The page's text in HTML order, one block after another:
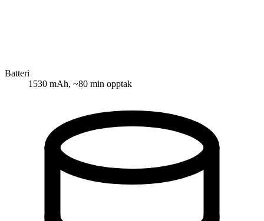
Batteri
1530 mAh, ~80 min opptak